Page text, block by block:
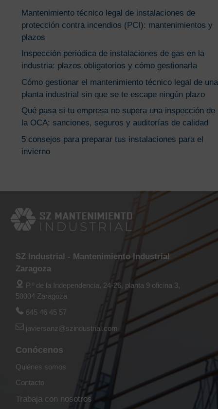
Mantenimiento técnico legal de instalaciones de
protección contra incendios (PCI): mantenimientos y
plazos
Inspección periódica de instalaciones de gas en la
industria: plazos obligatorios y cómo gestionarla
Cómo gestionar el mantenimiento técnico legal de una
planta industrial sin que se te escape ningún plazo
Qué pasa si tu empresa no supera una inspección de
la OCA: sanciones, seguros y auditorías de calidad
5 consejos para preparar tus instalaciones para el
invierno
SZ Industrial - Mantenimiento Industrial
Zaragoza
P.º de la Independencia, 24-26, planta 9 oficina 3,
50004 Zaragoza
645 46 45 57
javiersanz@szindustrial.com
Conócenos
Quiénes somos
Contacto
Trabaja con nosotros